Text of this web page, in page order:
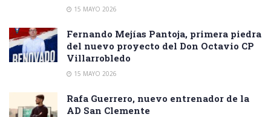
15 MAYO 2026
Fernando Mejías Pantoja, primera piedra
del nuevo proyecto del Don Octavio CP
Villarrobledo
15 MAYO 2026
Rafa Guerrero, nuevo entrenador de la
AD San Clemente